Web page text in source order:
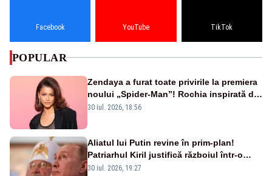
Facebook YouTube TikTok
POPULAR
Zendaya a furat toate privirile la premiera
noului „Spider-Man”! Rochia inspirată de
pânza de păianjen a făcut senzație
30 iul. 2026, 18:56
Aliatul lui Putin revine în prim-plan!
Patriarhul Kiril justifică războiul într-o
nouă carte
30 iul. 2026, 19:27